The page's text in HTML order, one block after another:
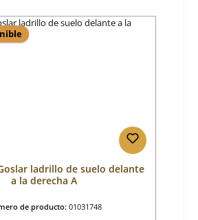
ladrillo de suelo delante
a la derecha A
de producto: 01031748